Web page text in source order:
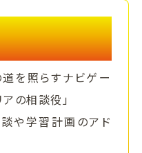
ヒント 例）教育ア
道を照らすナビゲー
アの相談役」
談や学習計画のアド